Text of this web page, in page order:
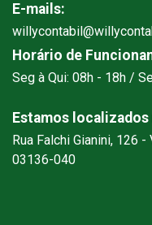
E-mails:
Horário de
Seg à Qui: 08h - 18h /
Estamos localizados
Rua Falchi Gianini, 126
03136-040